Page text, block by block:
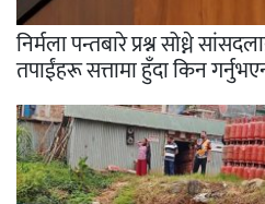
निर्मला पन्तबारे प्रश्न सोध्ने
तपाईंहरू सत्तामा हुँदा किन